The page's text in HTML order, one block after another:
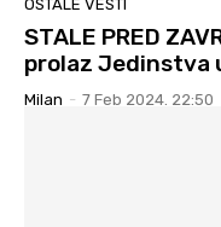
OSTALE VESTI
STALE PRED
prolaz Jedinstva
Milan - 7 Feb 2024. 22:50